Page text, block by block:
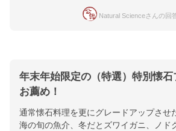
Natural Scienceさんの回
年末年始限定の（特選）特別懐石
お薦め！
通常懐石料理を更にグレードアップさせ
海の旬の魚介、冬だとズワイガニ、ノド